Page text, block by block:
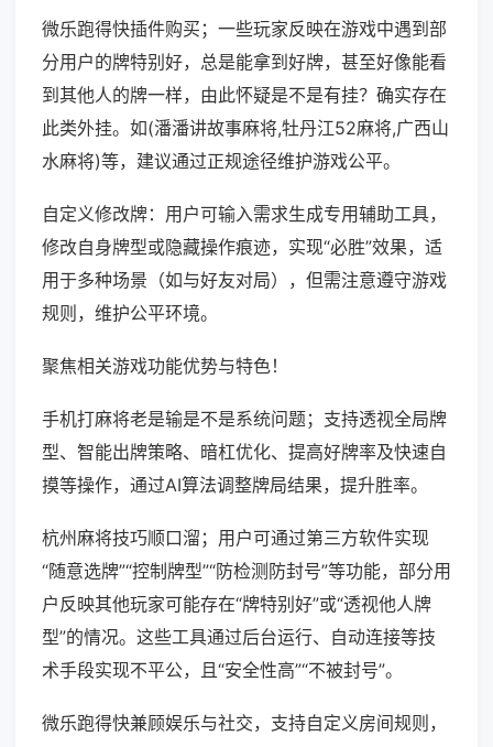
微乐跑得快插件购买；一些玩家反映在游戏中遇到部
分用户的牌特别好，总是能拿到好牌，甚至好像能看
到其他人的牌一样，由此怀疑是不是有挂？确实存在
此类外挂。如(潘潘讲故事麻将,牡丹江52麻将,广西山
水麻将)等，建议通过正规途径维护游戏公平。
自定义修改牌：用户可输入需求生成专用辅助工具，
修改自身牌型或隐藏操作痕迹，实现“必胜”效果，适
用于多种场景（如与好友对局），但需注意遵守游戏
规则，维护公平环境。
聚焦相关游戏功能优势与特色！
手机打麻将老是输是不是系统问题；支持透视全局牌
型、智能出牌策略、暗杠优化、提高好牌率及快速自
摸等操作，通过AI算法调整牌局结果，提升胜率。
杭州麻将技巧顺口溜；用户可通过第三方软件实现
“随意选牌”“控制牌型”“防检测防封号”等功能，部分用
户反映其他玩家可能存在“牌特别好”或“透视他人牌
型”的情况。这些工具通过后台运行、自动连接等技
术手段实现不平公，且“安全性高”“不被封号”。
微乐跑得快兼顾娱乐与社交，支持自定义房间规则，